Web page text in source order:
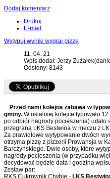
Dodaj komentarz
Drukuj
E-mail
Wytypuj wyniki wygraj pizzę
11. 04. 21
Wpis dodał: Jerzy
Odsłony: 8143
Przed nami kolejna zabawa w
gminy. W ostatniej kolejce typowało
po odbiór nagrody pocieszenia)
przegraną LKS Bestwina w meczu z
Za prawidłowe wytypowanie dwóch
otrzyma pizzę z pizzerii Prowansja w
Barczyńskiego. Dwie osoby, które
nagrody pocieszenia (w przypadku
decydować będzie data i godzina
Zestaw par:
RKS Cukrownik Chybie - LKS